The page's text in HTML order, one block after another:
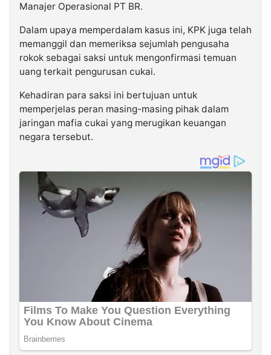
Manajer Operasional PT BR.
Dalam upaya memperdalam kasus ini, KPK juga telah
memanggil dan memeriksa sejumlah pengusaha
rokok sebagai saksi untuk mengonfirmasi temuan
uang terkait pengurusan cukai.
Kehadiran para saksi ini bertujuan untuk
memperjelas peran masing-masing pihak dalam
jaringan mafia cukai yang merugikan keuangan
negara tersebut.